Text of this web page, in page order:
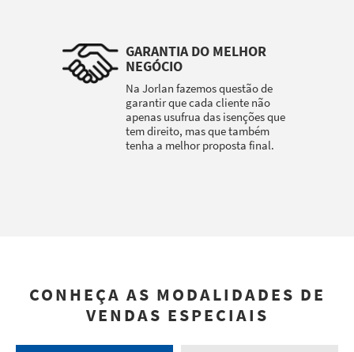
GARANTIA DO MELHOR
NEGÓCIO
Na Jorlan fazemos questão de
garantir que cada cliente não
apenas usufrua das isenções que
tem direito, mas que também
tenha a melhor proposta final.
CONHEÇA AS MODALIDADES DE
VENDAS ESPECIAIS